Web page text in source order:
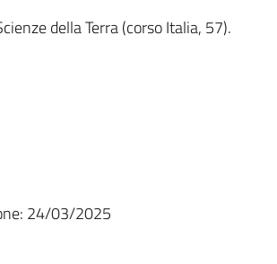
della Terra (corso Italia, 57).
24/03/2025